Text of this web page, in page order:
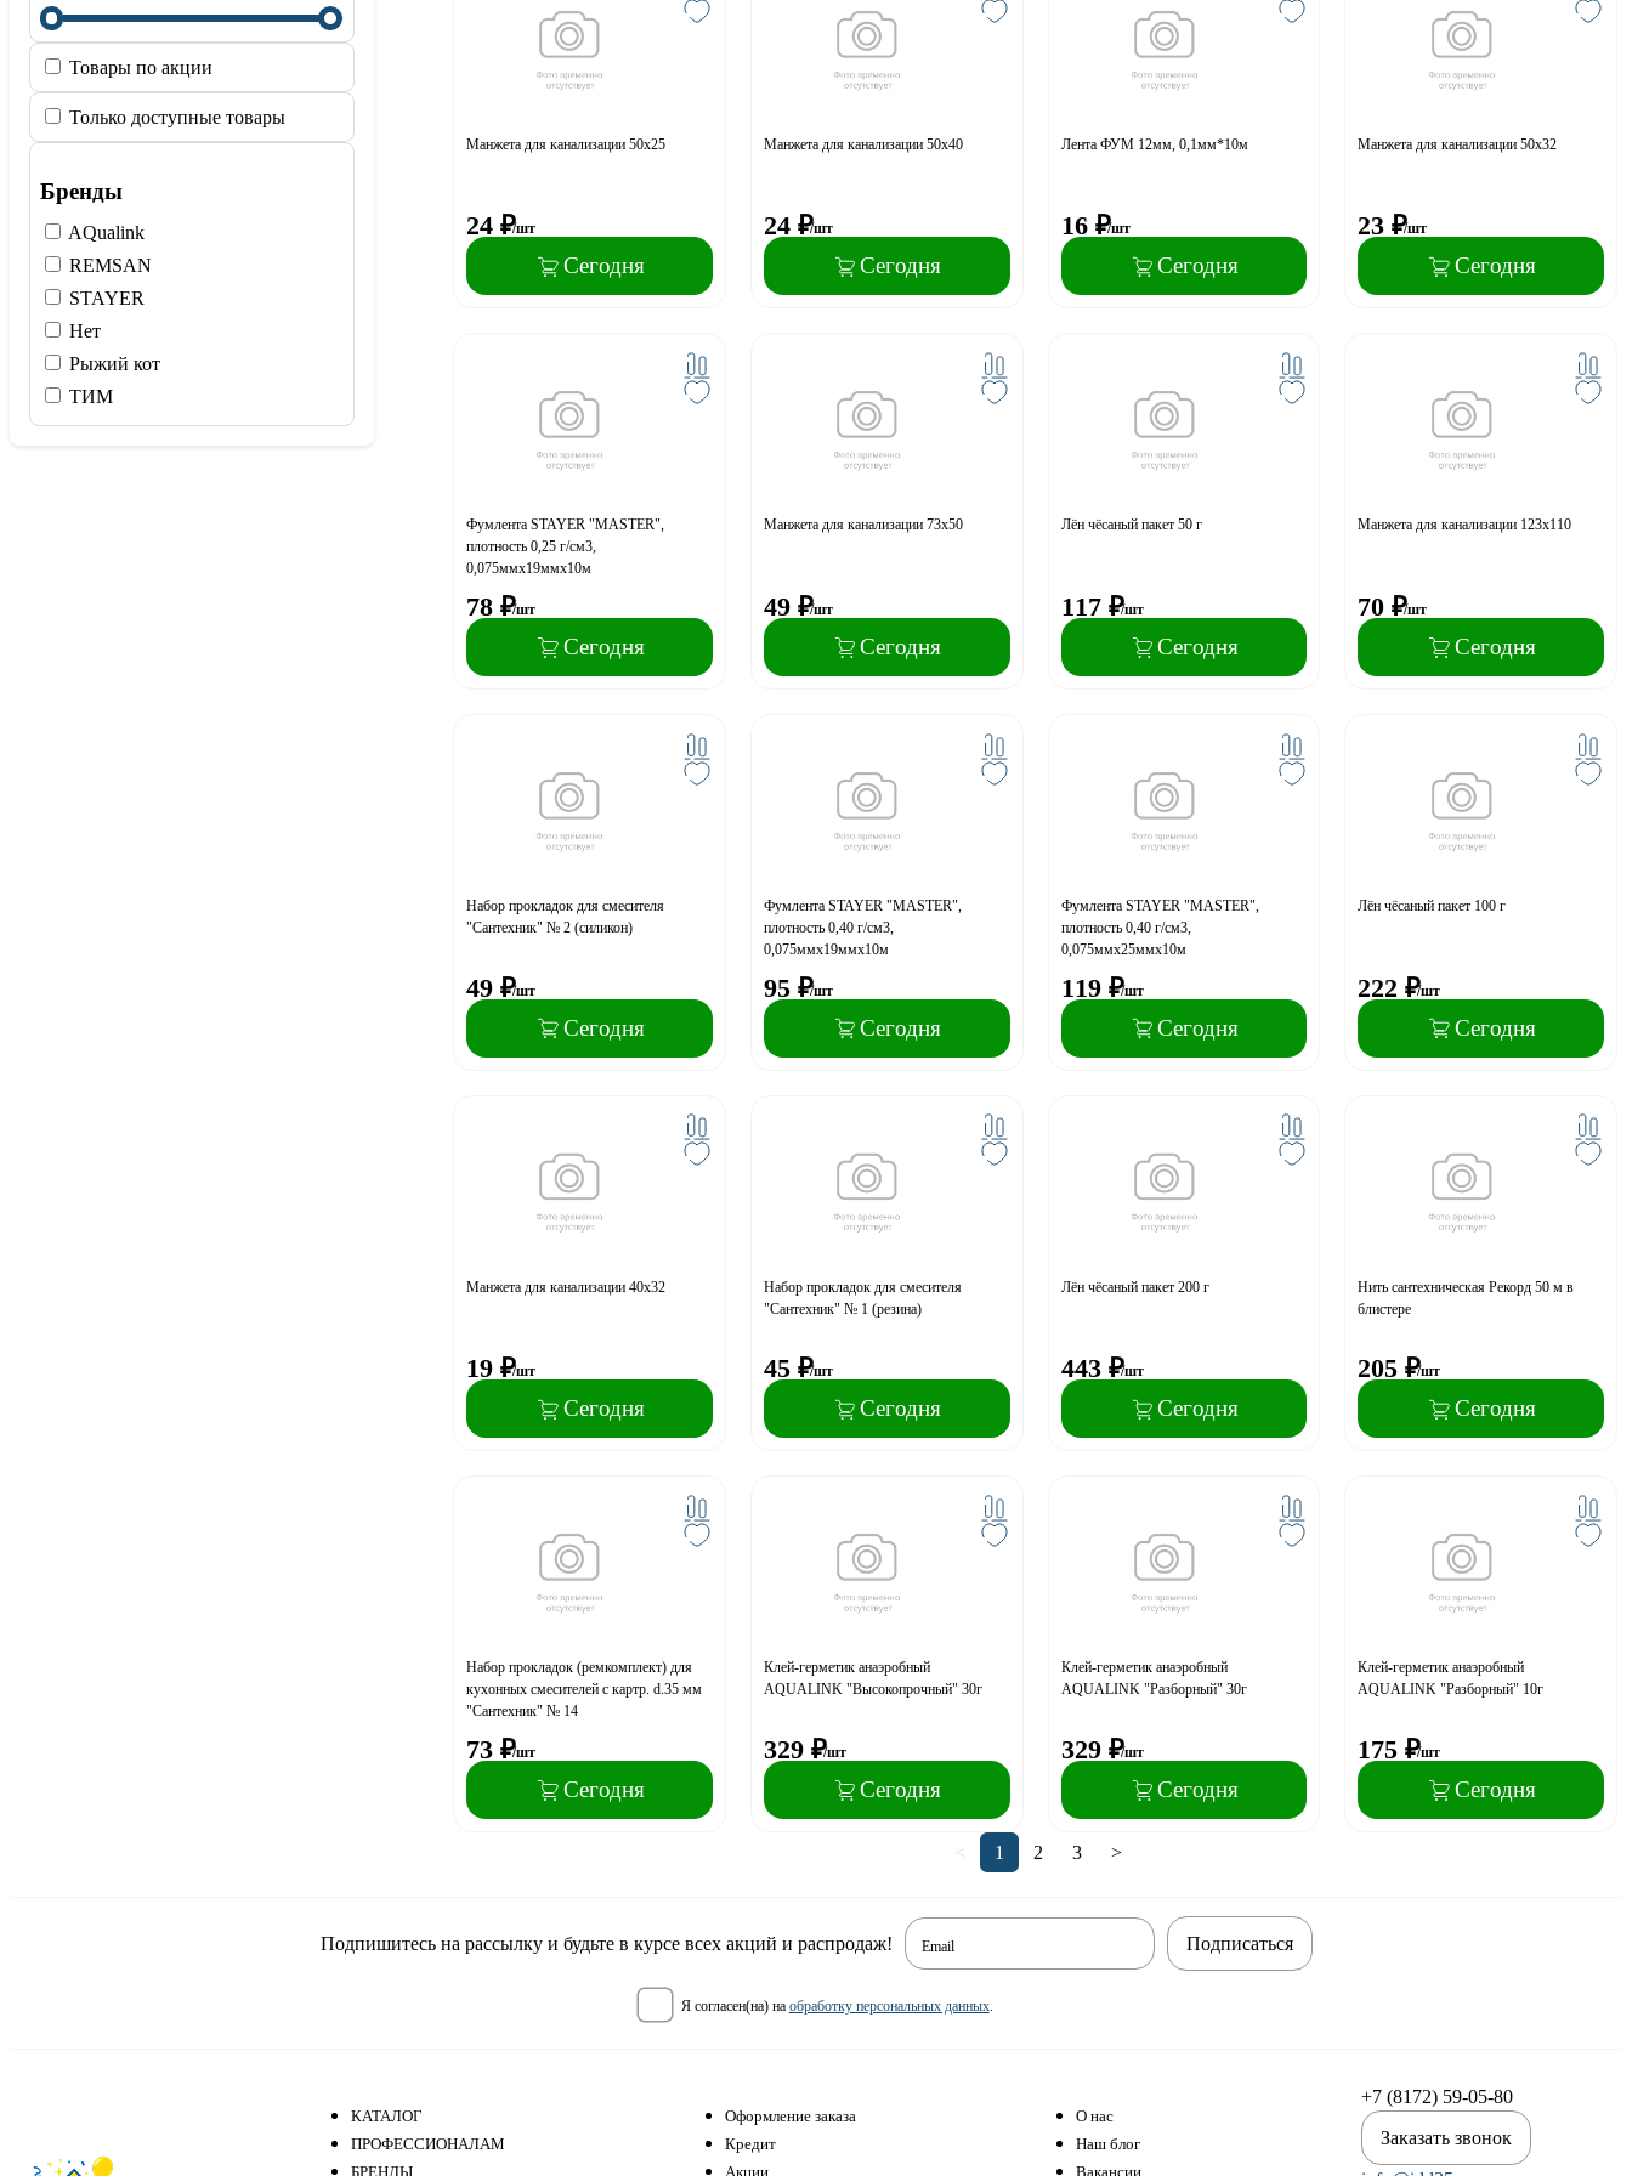
Товары по акции
Только доступные товары
Бренды
AQualink
REMSAN
STAYER
Нет
Рыжий кот
ТИМ
Манжета для канализации 50х25
24 ₽/шт
Сегодня
Манжета для канализации 50х40
24 ₽/шт
Сегодня
Лента ФУМ 12мм, 0,1мм*10м
16 ₽/шт
Сегодня
Манжета для канализации 50х32
23 ₽/шт
Сегодня
Фумлента STAYER "MASTER",
плотность 0,25 г/см3,
0,075ммх19ммх10м
78 ₽/шт
Сегодня
Манжета для канализации 73х50
49 ₽/шт
Сегодня
Лён чёсаный пакет 50 г
117 ₽/шт
Сегодня
Манжета для канализации 123х110
70 ₽/шт
Сегодня
Набор прокладок для смесителя
"Сантехник" № 2 (силикон)
49 ₽/шт
Сегодня
Фумлента STAYER "MASTER",
плотность 0,40 г/см3,
0,075ммх19ммх10м
95 ₽/шт
Сегодня
Фумлента STAYER "MASTER",
плотность 0,40 г/см3,
0,075ммх25ммх10м
119 ₽/шт
Сегодня
Лён чёсаный пакет 100 г
222 ₽/шт
Сегодня
Манжета для канализации 40х32
19 ₽/шт
Сегодня
Набор прокладок для смесителя
"Сантехник" № 1 (резина)
45 ₽/шт
Сегодня
Лён чёсаный пакет 200 г
443 ₽/шт
Сегодня
Нить сантехническая Рекорд 50 м в
блистере
205 ₽/шт
Сегодня
Набор прокладок (ремкомплект) для
кухонных смесителей с картр. d.35 мм
"Сантехник" № 14
73 ₽/шт
Сегодня
Клей-герметик анаэробный
AQUALINK "Высокопрочный" 30г
329 ₽/шт
Сегодня
Клей-герметик анаэробный
AQUALINK "Разборный" 30г
329 ₽/шт
Сегодня
Клей-герметик анаэробный
AQUALINK "Разборный" 10г
175 ₽/шт
Сегодня
< 1 2 3 >
Подпишитесь на рассылку и будьте в курсе всех акций и распродаж! Email
я согласен(на) на обработку персональных данных.
Подписаться
КАТАЛОГ
ПРОФЕССИОНАЛАМ
БРЕНДЫ
Оформление заказа
Кредит
Акции
О нас
Наш блог
Вакансии
+7 (8172) 59-05-80
Заказать звонок